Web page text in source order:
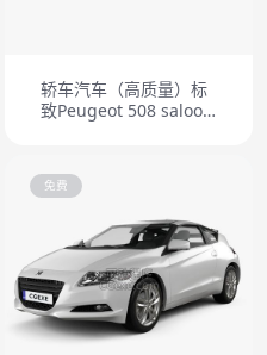
轿车汽车（高质量）标
致Peugeot 508 saloon
免费